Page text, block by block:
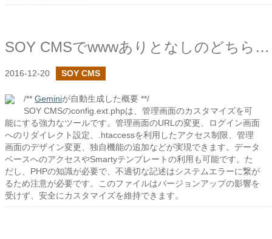
SOY CMSでwwwありとなしのどちらでもアクセスできるサイトでの管理画面の対応
2016-12-20 SOY CMS
/** Geminiが自動生成した概要 **/
SOY CMSのconfig.ext.phpは、管理画面のカスタマイズを可
能にする強力なツールです。管理画面のURLの変更、ログイン画面
へのリダイレクト設定、.htaccessを利用したアクセス制限、管理
画面のデザイン変更、独自機能の追加などが実現できます。データ
ベースへのアクセスやSmartyテンプレートの利用も可能です。た
だし、PHPの知識が必要で、不適切な記述はシステムエラーに繋が
るため注意が必要です。このファイルはバージョンアップの影響を
受けず、安全にカスタマイズを維持できます。